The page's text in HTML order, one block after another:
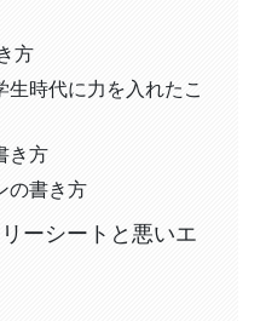
方
生時代に力を入れたこ
き方
の書き方
ーシートと悪いエ